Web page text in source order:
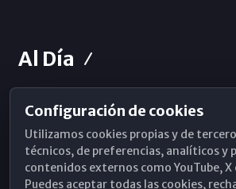
Al Día
Horarios de Misa
Hemeroteca
WhatsApp
Configuración de cookies
Utilizamos cookies propias y de
técnicos, de preferencias, analíticos y
contenidos externos como YouTube,
Puedes aceptar todas las cookies,